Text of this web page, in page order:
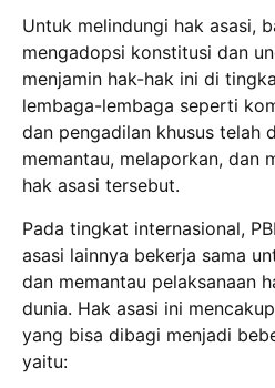
Untuk melindungi hak asasi,
mengadopsi konstitusi dan
menjamin hak-hak ini di
lembaga-lembaga seperti
dan pengadilan khusus telah
memantau, melaporkan, dan
hak asasi tersebut.
Pada tingkat internasional,
asasi lainnya bekerja sama
dan memantau pelaksanaan
dunia. Hak asasi ini
yang bisa dibagi menjadi
yaitu: